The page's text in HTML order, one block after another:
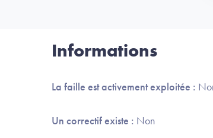
Informations
La faille est activement exploitée :
Un correctif existe : Non